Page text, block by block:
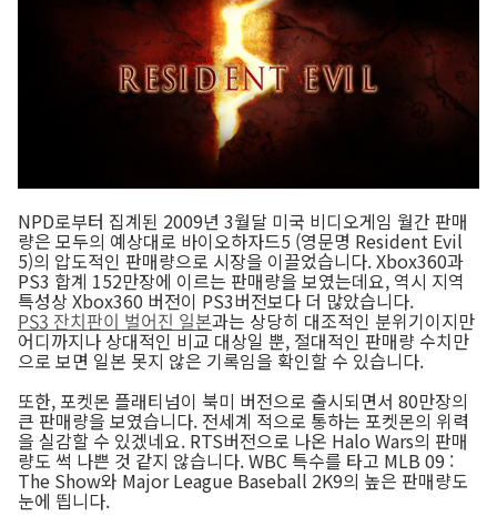
NPD로부터 집계된 2009년 3월달 미국 비디오게임 월간 판매
량은 모두의 예상대로 바이오하자드5 (영문명 Resident Evil
5)의 압도적인 판매량으로 시장을 이끌었습니다. Xbox360과
PS3 합계 152만장에 이르는 판매량을 보였는데요, 역시 지역
특성상 Xbox360 버전이 PS3버전보다 더 많았습니다.
PS3 잔치판이 벌어진 일본과는 상당히 대조적인 분위기이지만
어디까지나 상대적인 비교 대상일 뿐, 절대적인 판매량 수치만
으로 보면 일본 못지 않은 기록임을 확인할 수 있습니다.
또한, 포켓몬 플래티넘이 북미 버전으로 출시되면서 80만장의
큰 판매량을 보였습니다. 전세계 적으로 통하는 포켓몬의 위력
을 실감할 수 있겠네요. RTS버전으로 나온 Halo Wars의 판매
량도 썩 나쁜 것 같지 않습니다. WBC 특수를 타고 MLB 09 :
The Show와 Major League Baseball 2K9의 높은 판매량도
눈에 띕니다.